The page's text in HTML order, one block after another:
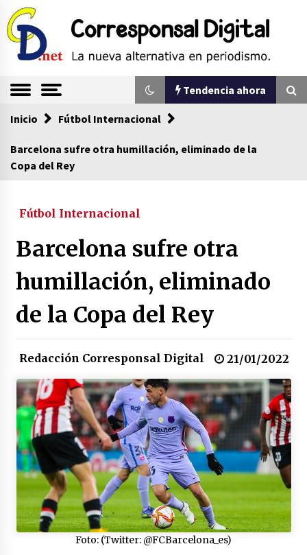
Saltar
al
contenido
Corresponsal
Digital
La nueva alternativa en periodismo
Tendencia ahora
Tendencia ahora
20/06/2026
Se eligen los supuestos futuros roedores del
congreso en Colombia
08/03/2026
Corina Machado y su sed de poder
17/01/2026
Irán, donde están los pinches grupos
feministas
16/01/2026
Medellín necesita gobernantes con sentido
de pertenencia
15/01/2026
Falcao regresa con el rabo entre las patas
Inicio Fútbol Internacional
Barcelona sufre otra humillación, eliminado de la
Copa del Rey
Fútbol Internacional
Barcelona sufre otra
humillación, eliminado
de la Copa del Rey
Redacción Corresponsal Digital 21/01/2022
Foto: (Twitter: @FCBarcelona_es)